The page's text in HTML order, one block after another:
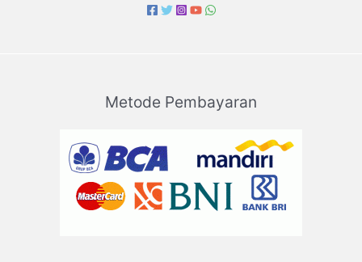
Metode Pembayaran